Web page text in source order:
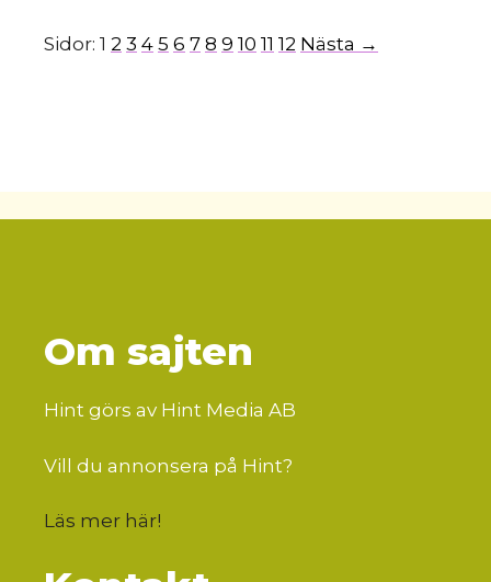
Sidor: 1 2 3 4 5 6 7 8 9 10 11 12 Nästa →
Om sajten
Hint görs av Hint Media AB
Vill du annonsera på Hint?
Läs mer här!